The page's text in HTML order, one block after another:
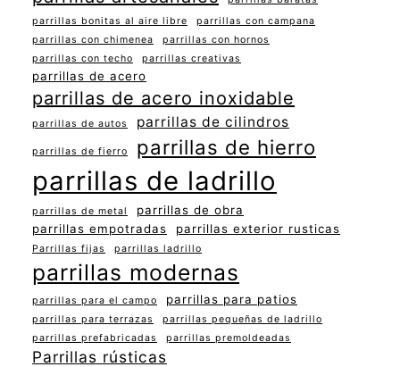
parrillas bonitas al aire libre
parrillas con campana
parrillas con chimenea
parrillas con hornos
parrillas con techo
parrillas creativas
parrillas de acero
parrillas de acero inoxidable
parrillas de autos parrillas de cilindros
parrillas de fierro parrillas de hierro
parrillas de ladrillo
parrillas de metal
parrillas de obra
parrillas empotradas
parrillas exterior rusticas
Parrillas fijas parrillas ladrillo
parrillas modernas
parrillas para el campo parrillas para patios
parrillas para terrazas
parrillas pequeñas de ladrillo
parrillas prefabricadas
parrillas premoldeadas
Parrillas rústicas